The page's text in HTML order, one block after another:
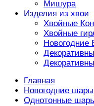
Мишура
Изделия из хвои
Хвойные
Хвойные
Новогодние
Главная
Новогодние шары
Однотонные